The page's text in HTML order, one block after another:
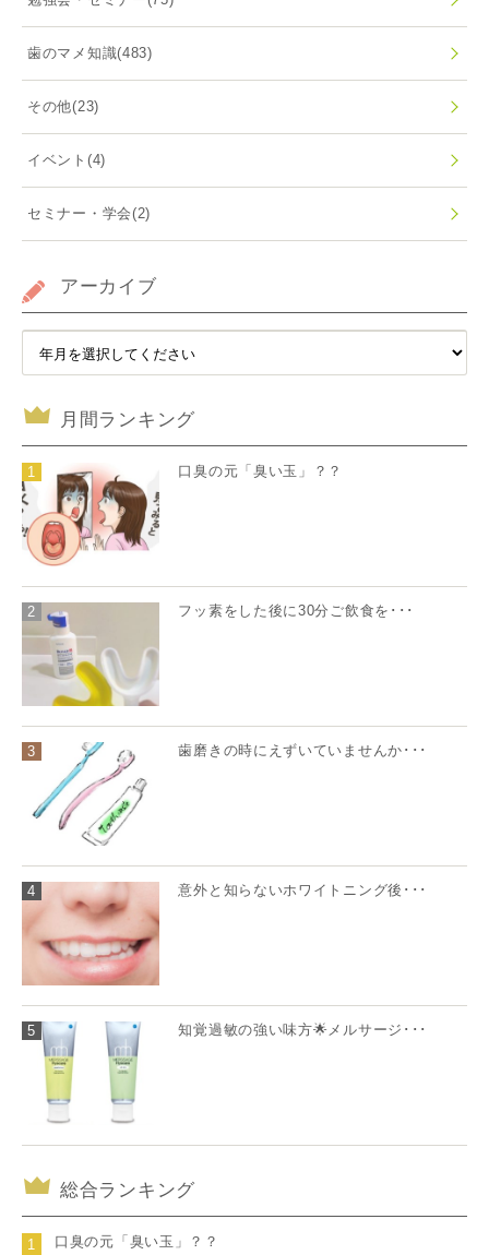
歯のマメ知識(483)
その他(23)
イベント (4)
セミナー・学会(2)
アーカイブ
月間ランキング
1 口臭の元「臭い玉」？？
2 フッ素をした後に30分ご飲食を･･･
3 歯磨きの時にえずいていませんか･･･
4 意外と知らないホワイトニング後･･･
5 知覚過敏の強い味方🌟メルサージ･･･
総合ランキング
1 口臭の元「臭い玉」？？